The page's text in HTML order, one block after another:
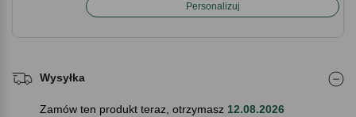
Personalizuj
Wysyłka
Zamów ten produkt teraz, otrzymasz 12.08.2026